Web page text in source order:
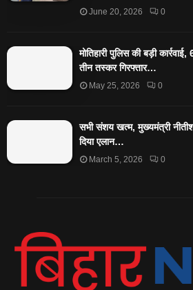
June 20, 2026 0
मोतिहारी पुलिस की बड़ी
तीन तस्कर गिरफ्तार…
May 25, 2026 0
सभी संशय खत्म, मुख्यमंत्री
दिया एलान…
March 5, 2026 0